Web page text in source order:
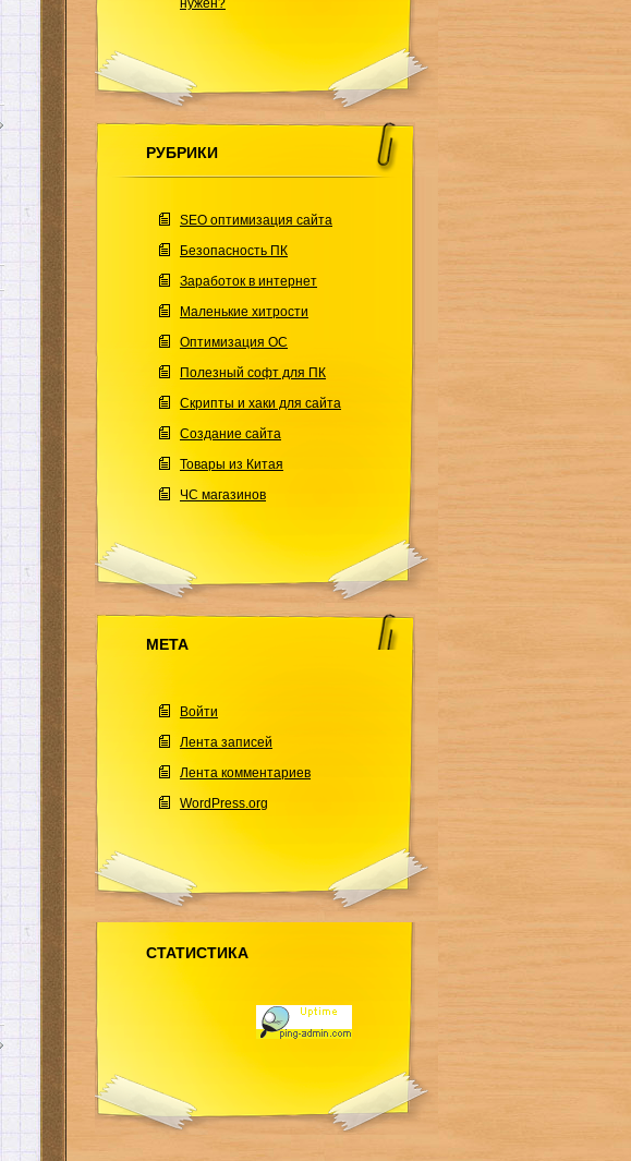
нужен?
РУБРИКИ
SEO оптимизация сайта
Безопасность ПК
Заработок в интернет
Маленькие хитрости
Оптимизация ОС
Полезный софт для ПК
Скрипты и хаки для сайта
Создание сайта
Товары из Китая
ЧС магазинов
МЕТА
Войти
Лента записей
Лента комментариев
WordPress.org
СТАТИСТИКА